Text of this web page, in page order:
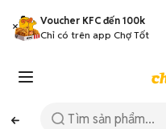
Voucher KFC đến 100k
Chỉ có trên app Chợ Tốt